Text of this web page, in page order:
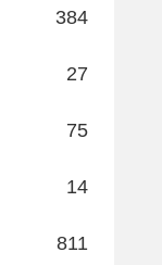
384
27
75
14
811